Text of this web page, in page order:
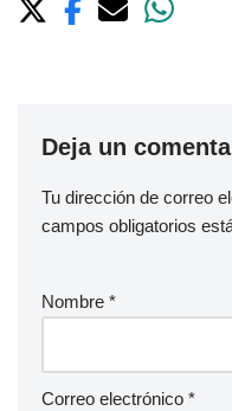
Deja un
Tu dirección de correo
campos obligatorios
Nombre *
Correo electrónico *